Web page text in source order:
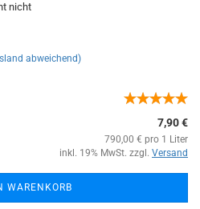
nicht
abweichend)
7,90 €
790,00 € pro 1 Liter
inkl. 19% MwSt. zzgl. Versand
WARENKORB